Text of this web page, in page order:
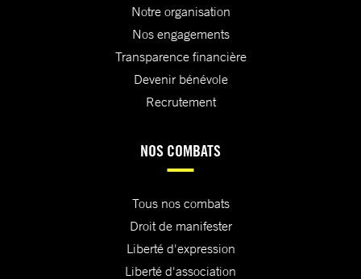
Notre organisation
Nos engagements
Transparence financière
Devenir bénévole
Recrutement
NOS COMBATS
Tous nos combats
Droit de manifester
Liberté d'expression
Liberté d'association